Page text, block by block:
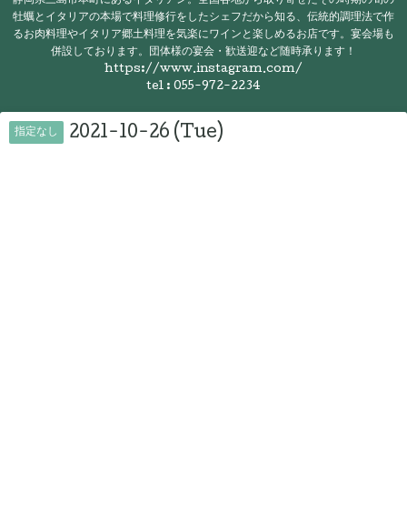
牡蠣とイタリアの本場で料理修行をしたシェフだから知る、伝統的調理法で作
るお肉料理やイタリア郷土料理を気楽にワインと楽しめるお店です。宴会場も
併設しております。団体様の宴会・歓送迎など随時承ります！
https://www.instagram.com/
tel : 055-972-2234
指定なし 2021-10-26 (Tue)